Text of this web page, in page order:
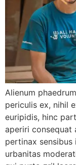
Alienum
periculis ex, nihil
euripidis, hinc
aperiri consequat
pertinax
urbanitas